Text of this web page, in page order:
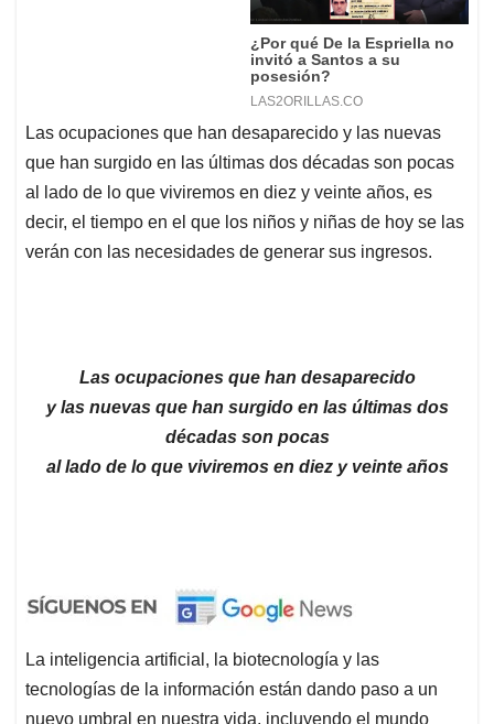
Las ocupaciones que han desaparecido y las nuevas
que han surgido en las últimas dos décadas son pocas
al lado de lo que viviremos en diez y veinte años, es
decir, el tiempo en el que los niños y niñas de hoy se las
verán con las necesidades de generar sus ingresos.
Las ocupaciones que han desaparecido
y las nuevas que han surgido en las últimas dos
décadas son pocas
al lado de lo que viviremos en diez y veinte años
La inteligencia artificial, la biotecnología y las
tecnologías de la información están dando paso a un
nuevo umbral en nuestra vida, incluyendo el mundo